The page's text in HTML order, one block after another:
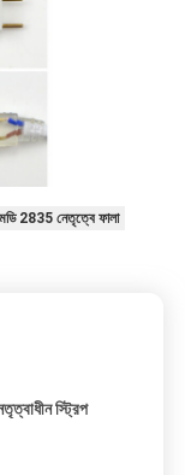
2835 নেতৃত্বে ফালা
স্ট্রিপ